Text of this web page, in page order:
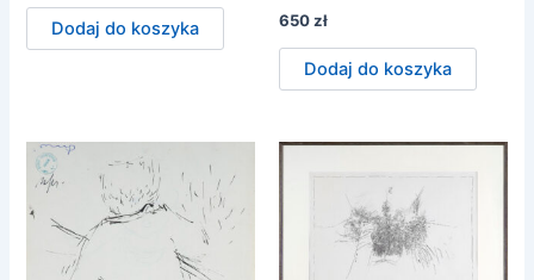
Dodaj do koszyka 650zł
Dodaj do koszyka